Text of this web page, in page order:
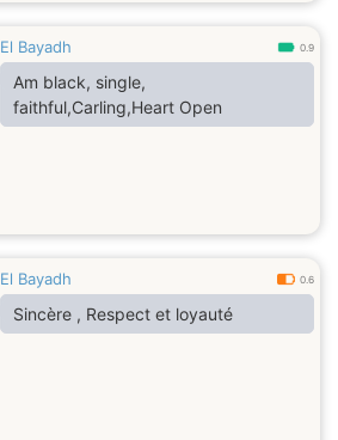
El Bayadh 0.9
Am black, single,
faithful,Carling,Heart Open
El Bayadh 0.6
Sincère , Respect et loyauté